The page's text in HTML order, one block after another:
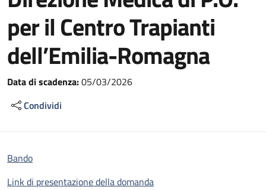
per il Centro Trapianti
dell’Emilia-Romagna
Data di scadenza:05/03/2026
Condividi
Bando
Link di presentazione della domanda